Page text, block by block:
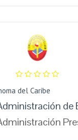
del Caribe
de